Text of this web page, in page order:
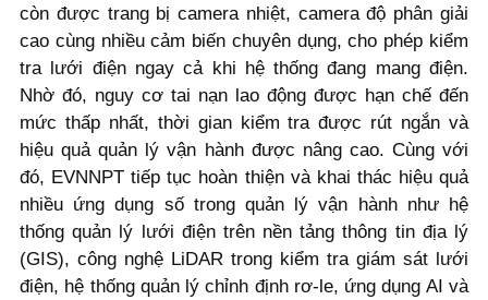
còn được trang bị camera nhiệt, camera độ phân giải
cao cùng nhiều cảm biến chuyên dụng, cho phép kiểm
tra lưới điện ngay cả khi hệ thống đang mang điện.
Nhờ đó, nguy cơ tai nạn lao động được hạn chế đến
mức thấp nhất, thời gian kiểm tra được rút ngắn và
hiệu quả quản lý vận hành được nâng cao. Cùng với
đó, EVNNPT tiếp tục hoàn thiện và khai thác hiệu quả
nhiều ứng dụng số trong quản lý vận hành như hệ
thống quản lý lưới điện trên nền tảng thông tin địa lý
(GIS), công nghệ LiDAR trong kiểm tra giám sát lưới
điện, hệ thống quản lý chỉnh định rơ-le, ứng dụng AI và